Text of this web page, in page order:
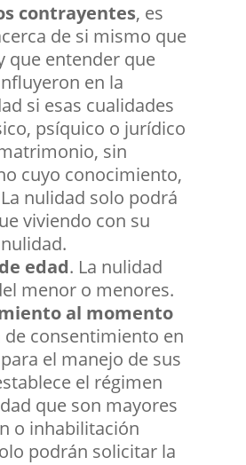
contrayentes, es
de si mismo que
que entender que
en la
si esas cualidades
psíquico o jurídico
sin
cuyo conocimiento,
nulidad solo podrá
viviendo con su
edad. La nulidad
menor o menores.
al momento
de consentimiento en
el manejo de sus
el régimen
que son mayores
o inhabilitación
podrán solicitar la